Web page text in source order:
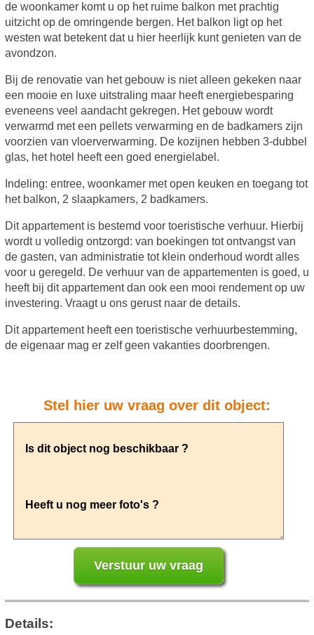
de woonkamer komt u op het ruime balkon met prachtig
uitzicht op de omringende bergen. Het balkon ligt op het
westen wat betekent dat u hier heerlijk kunt genieten van de
avondzon.
Bij de renovatie van het gebouw is niet alleen gekeken naar
een mooie en luxe uitstraling maar heeft energiebesparing
eveneens veel aandacht gekregen. Het gebouw wordt
verwarmd met een pellets verwarming en de badkamers zijn
voorzien van vloerverwarming. De kozijnen hebben 3-dubbel
glas, het hotel heeft een goed energielabel.
Indeling: entree, woonkamer met open keuken en toegang tot
het balkon, 2 slaapkamers, 2 badkamers.
Dit appartement is bestemd voor toeristische verhuur. Hierbij
wordt u volledig ontzorgd: van boekingen tot ontvangst van
de gasten, van administratie tot klein onderhoud wordt alles
voor u geregeld. De verhuur van de appartementen is goed, u
heeft bij dit appartement dan ook een mooi rendement op uw
investering. Vraagt u ons gerust naar de details.
Dit appartement heeft een toeristische verhuurbestemming,
de eigenaar mag er zelf geen vakanties doorbrengen.
Stel hier uw vraag over dit object:
Details: